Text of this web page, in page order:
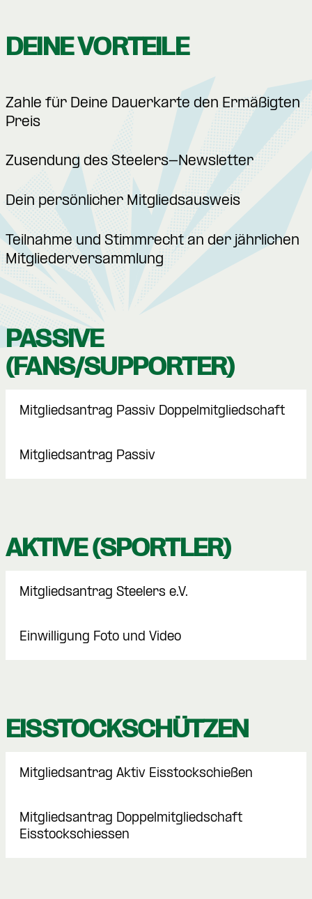
DEINE VORTEILE
Zahle für Deine Dauerkarte den Ermäßigten
Preis
Zusendung des Steelers-Newsletter
Dein persönlicher Mitgliedsausweis
Teilnahme und Stimmrecht an der jährlichen
Mitgliederversammlung
PASSIVE
(FANS/SUPPORTER)
Mitgliedsantrag Passiv Doppelmitgliedschaft
Mitgliedsantrag Passiv
AKTIVE (SPORTLER)
Mitgliedsantrag Steelers e.V.
Einwilligung Foto und Video
EISSTOCKSCHÜTZEN
Mitgliedsantrag Aktiv Eisstockschießen
Mitgliedsantrag Doppelmitgliedschaft
Eisstockschiessen